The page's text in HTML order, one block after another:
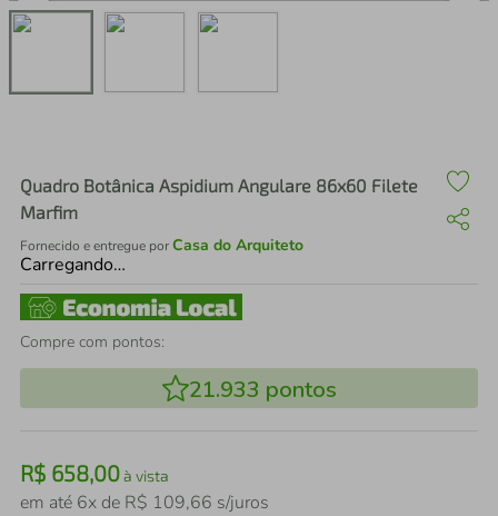
Quadro Botânica Aspidium Angulare 86x60 Filete
Marfim
Fornecido e entregue porCasa do Arquiteto
Carregando…
Compre com pontos:
21.933 pontos
R$ 658,00à vista
em até 6x de R$ 109,66 s/juros
perfume